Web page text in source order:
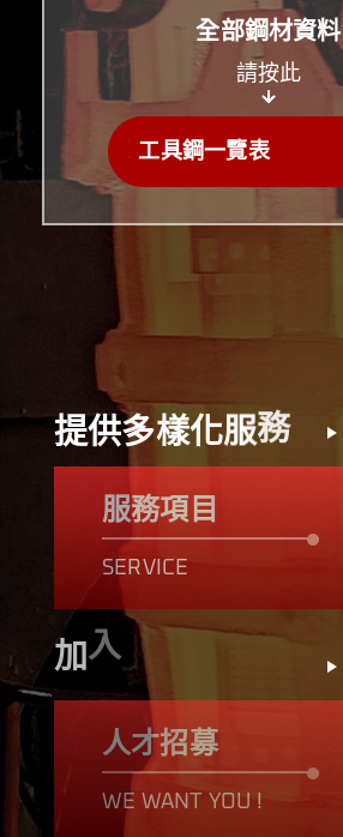
全部鋼材資料
請按此
工具鋼一覽表
提供多樣化服務
服務項目
SERVICE
加入我
人才招募
WE WANT YOU !